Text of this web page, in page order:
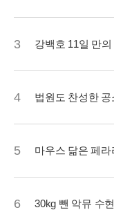
3 강백호 11일 만
4 법원도 찬성한
5 마우스 닮은 페
6 30kg 뺀 악뮤 수